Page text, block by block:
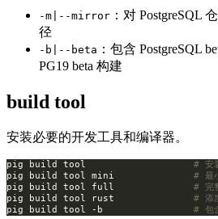
-m|--mirror ：对 PostgreSQL
径
-b|--beta ：包含 PostgreSQL
PG19 beta 构建
build tool
安装必要的开发工具和编译器。
pig build tool # 安
pig build tool mini # 最
pig build tool full # 完
pig build tool rust # 添
pig build tool -b # 包